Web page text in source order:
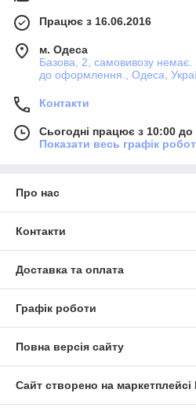
Працює з 16.06.2016
м. Одеса
Базова, 2, самовивозу немає.
до оформлення., Одеса,
Контакти
Сьогодні працює з 10:00 до
Показати весь графік
Про нас
Контакти
Доставка та оплата
Графік роботи
Повна версія сайту
Сайт створено на маркетплейсі